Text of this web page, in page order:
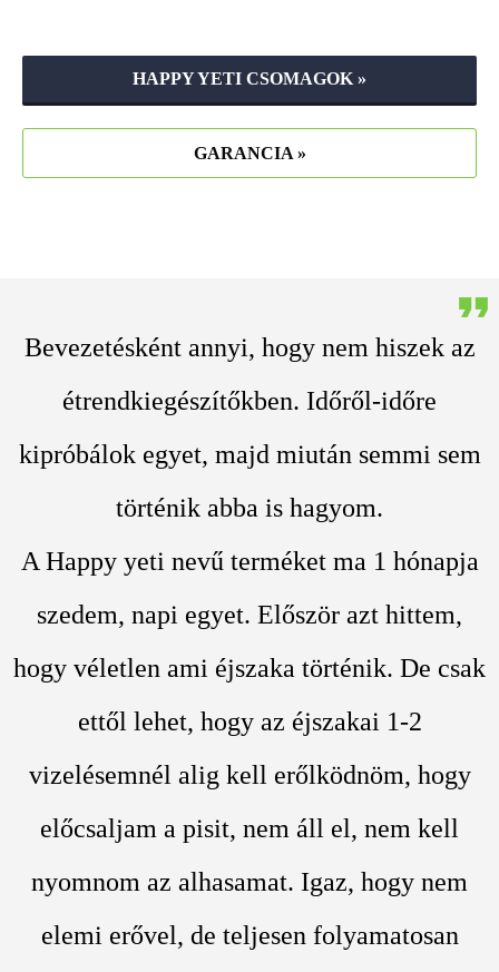
HAPPY YETI CSOMAGOK »
GARANCIA »
Bevezetésként annyi, hogy nem hiszek az
étrendkiegészítőkben. Időről-időre
kipróbálok egyet, majd miután semmi sem
történik abba is hagyom.
A Happy yeti nevű terméket ma 1 hónapja
szedem, napi egyet. Először azt hittem,
hogy véletlen ami éjszaka történik. De csak
ettől lehet, hogy az éjszakai 1-2
vizelésemnél alig kell erőlködnöm, hogy
előcsaljam a pisit, nem áll el, nem kell
nyomnom az alhasamat. Igaz, hogy nem
elemi erővel, de teljesen folyamatosan